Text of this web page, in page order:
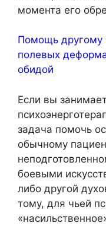
момента его
Помощь другому
полевых
обидой
Если вы
задача помочь
обычному
боевыми
либо другой
тому, для чьей